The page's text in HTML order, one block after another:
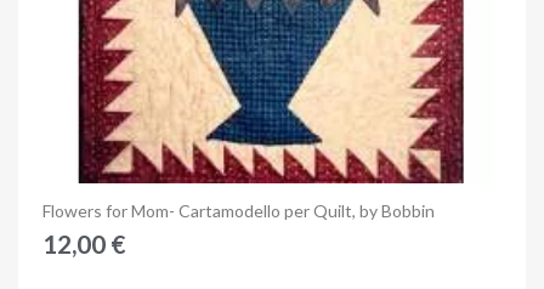
Anteprima
Flowers for Mom- Cartamodello per Quilt, by Bobbin
12,00 €